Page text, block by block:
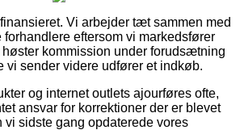
Vi arbejder tæt sammen med
eftersom vi markedsfører
høster kommission under forudsætning
vi sender videre udfører et indkøb.
og internet outlets ajourføres ofte,
ansvar for korrektioner der er blevet
vi sidste gang opdaterede vores